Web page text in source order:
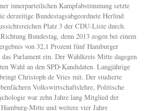
innerparteilichen Kampfabstimmung setzte
derzeitige Bundestagsabgeordnete Herlind
Platz 3 der CDU-Liste durch.
Bundestag, denn 2013 zogen bei einem
von 32,1 Prozent fünf Hamburger
Parlament ein. Der Wahlkreis Mitte dagegen
Wahl an den SPD-Kandidaten. Langjährige
Christoph de Vries mit. Der studierte
Volkswirtschaftslehre, Politische
war zehn Jahre lang Mitglied der
Mitte und weitere vier Jahre